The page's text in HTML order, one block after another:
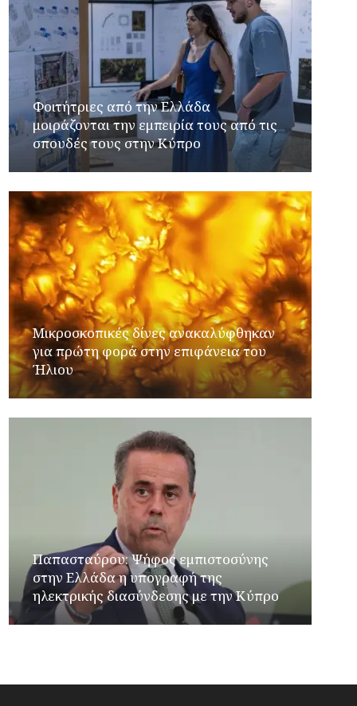
Φοιτήτριες από την Ελλάδα
μοιράζονται την εμπειρία τους από τις
σπουδές τους στην Κύπρο
Μικροσκοπικές δίνες ανακαλύφθηκαν
για πρώτη φορά στην επιφάνεια του
Ήλιου
Παπασταύρου: Ψήφος εμπιστοσύνης
στην Ελλάδα η υπογραφή της
ηλεκτρικής διασύνδεσης με την Κύπρο